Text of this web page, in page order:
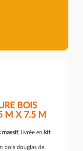
BOIS
M X 7.5 M
massif, livrée en kit,
bois douglas de